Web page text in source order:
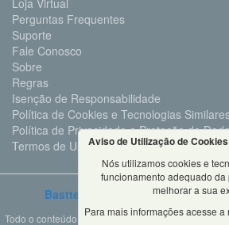
Loja Virtual
Perguntas Frequentes
Suporte
Fale Conosco
Sobre
Regras
Isenção de Responsabilidade
Política de Cookies e Tecnologias
Política de Privacidade e Proteção de
Termos de Uso
Bastter.com 2001 ©Todos os
Todo o conteúdo deste site é propriedade da
Aviso de Utilização de
Nós utilizamos cookies e
funcionamento adequado
melhorar a sua
Para mais informações acesse a